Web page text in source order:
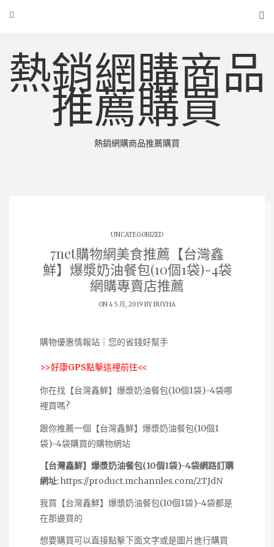
熱銷網購商品
推薦購買
熱銷網購商品推薦購買
UNCATEGORIZED
7net購物網美食推薦【台灣鑫
鮮】爆漿奶油餐包(10個1袋)-4袋
網購專賣店推薦
ON 4 5 月, 2019 BYBUYHA
購物優惠情報站｜您的省錢好幫手
>>好康GPS點擊這裡前往<<
你在找【台灣鑫鮮】爆漿奶油餐包(10個1袋)-4袋哪
裡買嗎?
跟你推薦一個【台灣鑫鮮】爆漿奶油餐包(10個1
袋)-4袋購買的購物網站
【台灣鑫鮮】爆漿奶油餐包(10個1袋)-4袋網路訂購
網址:https://product.mchannles.com/2TJdN
我買【台灣鑫鮮】爆漿奶油餐包(10個1袋)-4袋都是
在那邊買的
想要購買可以直接點擊下面文字或是圖片進行購買